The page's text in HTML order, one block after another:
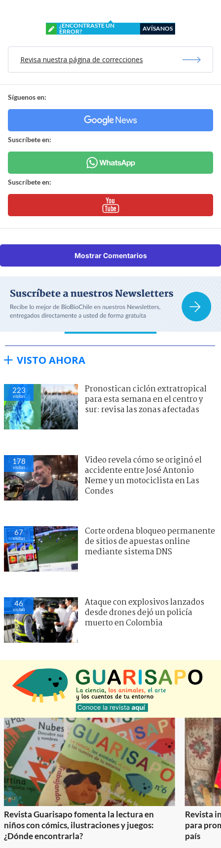
¿ENCONTRASTE UN
ERROR?
AVÍSANOS
Revisa nuestra página de correcciones
Síguenos en:
Suscríbete en:
Suscríbete en:
Mostrar Comentarios
VISTO AHORA
223
visitas
Pronostican ciclón extratropical
para esta semana en el centro y
sur: revisa las zonas afectadas
178
visitas
Video revela cómo se originó el
accidente entre José Antonio
Neme y un motociclista en Las
Condes
67
visitas
Corte ordena bloqueo permanente
de sitios de apuestas online
mediante sistema DNS
46
visitas
Ataque con explosivos lanzados
desde drones dejó un policía
muerto en Colombia
Revista Guarisapo fomenta la lectura en
niños con cómics, ilustraciones y juegos:
¿Dónde encontrarla?
Revista
para
país